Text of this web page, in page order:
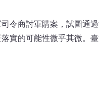
令商討軍購案，試圖通
實的可能性微乎其微。